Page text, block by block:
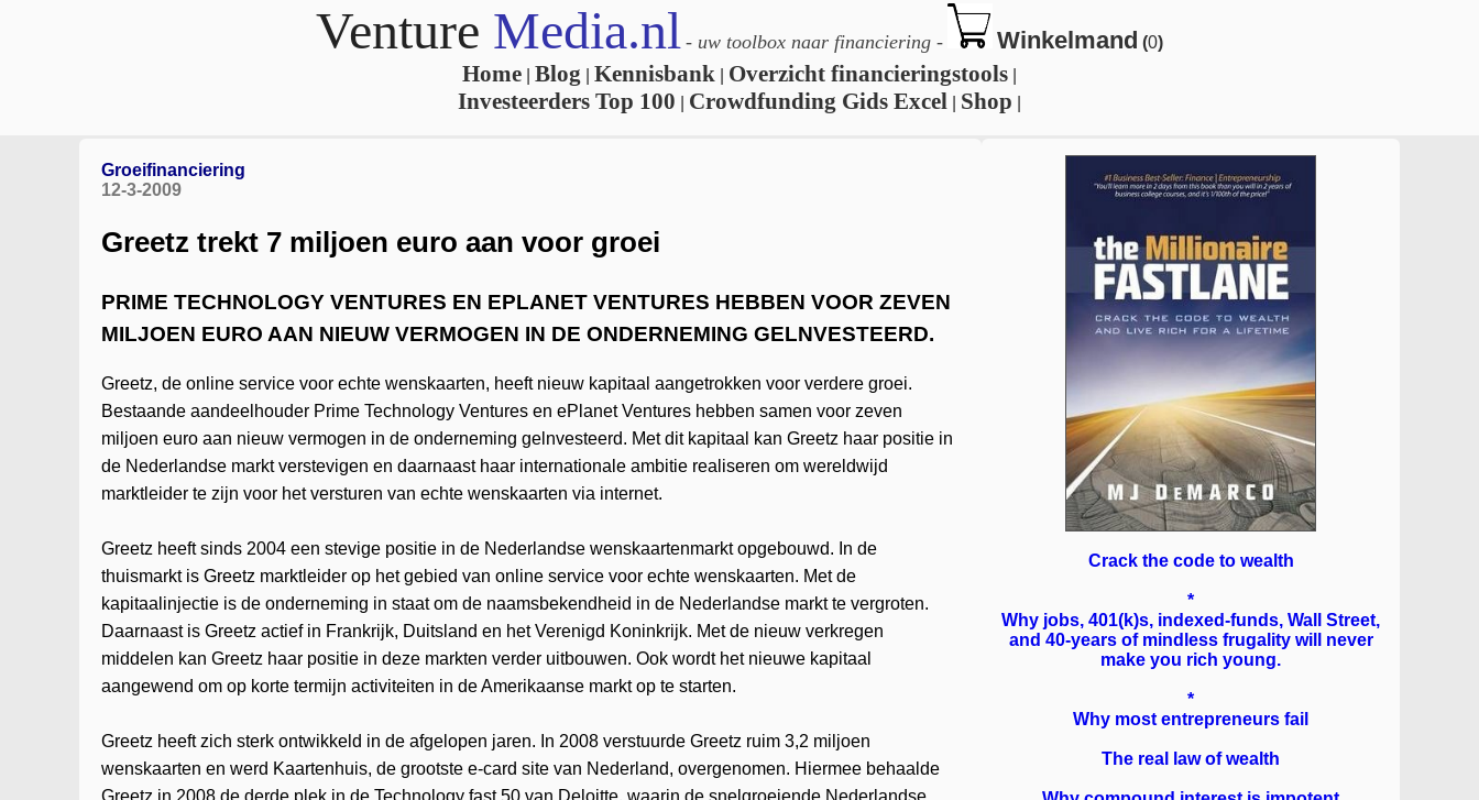
Venture Media.nl - uw toolbox naar financiering - Winkelmand (0)
Home Blog Kennisbank Overzicht financieringstools
Investeerders Top 100 Crowdfunding Gids Excel Shop
Groeifinanciering
12-3-2009
Greetz trekt 7 miljoen euro aan voor groei
PRIME TECHNOLOGY VENTURES EN EPLANET VENTURES HEBBEN VOOR ZEVEN
MILJOEN EURO AAN NIEUW VERMOGEN IN DE ONDERNEMING GELNVESTEERD.
Greetz, de online service voor echte wenskaarten, heeft nieuw kapitaal aangetrokken voor verdere groei.
Bestaande aandeelhouder Prime Technology Ventures en ePlanet Ventures hebben samen voor zeven
miljoen euro aan nieuw vermogen in de onderneming gelnvesteerd. Met dit kapitaal kan Greetz haar positie in
de Nederlandse markt verstevigen en daarnaast haar internationale ambitie realiseren om wereldwijd
marktleider te zijn voor het versturen van echte wenskaarten via internet.
Greetz heeft sinds 2004 een stevige positie in de Nederlandse wenskaartenmarkt opgebouwd. In de
thuismarkt is Greetz marktleider op het gebied van online service voor echte wenskaarten. Met de
kapitaalinjectie is de onderneming in staat om de naamsbekendheid in de Nederlandse markt te vergroten.
Daarnaast is Greetz actief in Frankrijk, Duitsland en het Verenigd Koninkrijk. Met de nieuw verkregen
middelen kan Greetz haar positie in deze markten verder uitbouwen. Ook wordt het nieuwe kapitaal
aangewend om op korte termijn activiteiten in de Amerikaanse markt op te starten.
Greetz heeft zich sterk ontwikkeld in de afgelopen jaren. In 2008 verstuurde Greetz ruim 3,2 miljoen
wenskaarten en werd Kaartenhuis, de grootste e-card site van Nederland, overgenomen. Hiermee behaalde
Crack the code to wealth
*
Why jobs, 401(k)s, indexed-funds, Wall Street,
and 40-years of mindless frugality will never
make you rich young.
*
Why most entrepreneurs fail
The real law of wealth